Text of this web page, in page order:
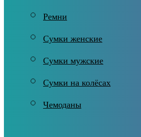
Ремни
Сумки женские
Сумки мужские
Сумки на колёсах
Чемоданы